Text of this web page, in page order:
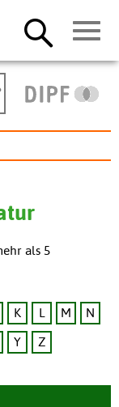
als 5
K L M N
Y Z